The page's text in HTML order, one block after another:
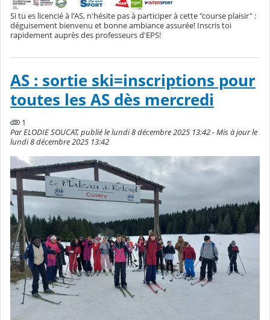
Si tu es licencié à l'AS, n'hésite pas à participer à cette "course plaisir" :
déguisement bienvenu et bonne ambiance assurée! Inscris toi
rapidement auprès des professeurs d'EPS!
AS : sortie ski=inscriptions pour
toutes les AS dès mercredi
1
Par ELODIE SOUCAT, publié le lundi 8 décembre 2025 13:42 - Mis à jour le
lundi 8 décembre 2025 13:42